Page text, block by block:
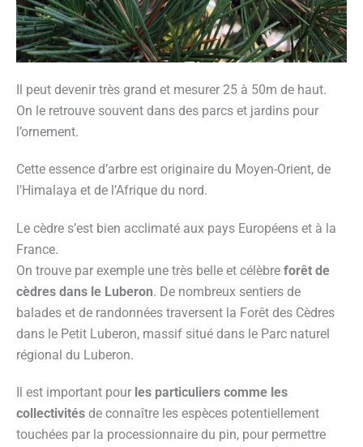
Il peut devenir très grand et mesurer 25 à 50m de haut.
On le retrouve souvent dans des parcs et jardins pour
l’ornement.
Cette essence d’arbre est originaire du Moyen-Orient, de
l’Himalaya et de l’Afrique du nord.
Le cèdre s’est bien acclimaté aux pays Européens et à la
France.
On trouve par exemple une très belle et célèbre forêt de
cèdres dans le Luberon. De nombreux sentiers de
balades et de randonnées traversent la Forêt des Cèdres
dans le Petit Luberon, massif situé dans le Parc naturel
régional du Luberon.
Il est important pour les particuliers comme les
collectivités de connaître les espèces potentiellement
touchées par la processionnaire du pin, pour permettre